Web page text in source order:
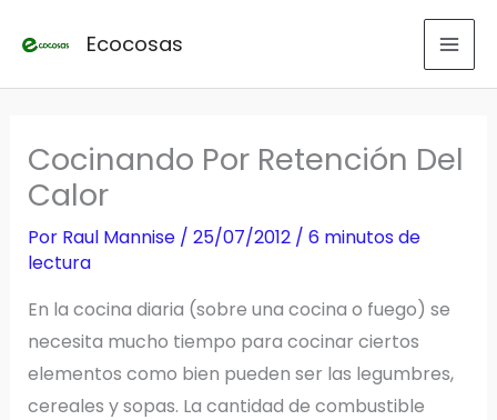
Ecocosas
Cocinando Por Retención Del
Calor
Por Raul Mannise / 25/07/2012 / 6 minutos de
lectura
En la cocina diaria (sobre una cocina o fuego) se
necesita mucho tiempo para cocinar ciertos
elementos como bien pueden ser las legumbres,
cereales y sopas. La cantidad de combustible